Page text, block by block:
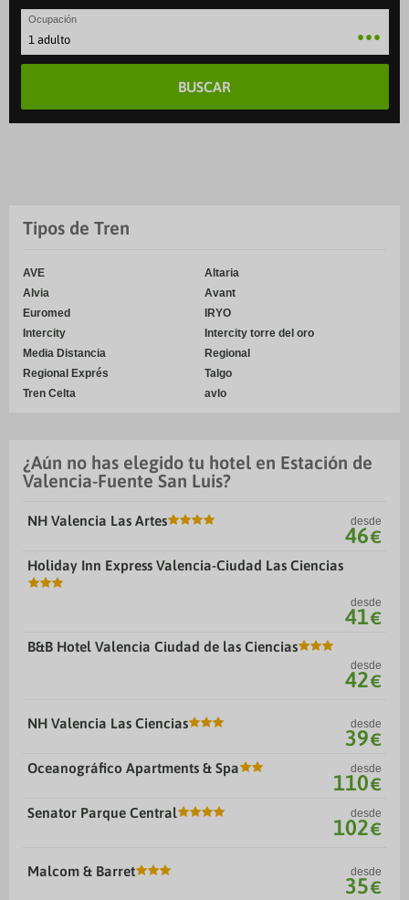
Ocupación
1 adulto
BUSCAR
Tipos de Tren
AVE
Altaria
Alvia
Avant
Euromed
IRYO
Intercity
Intercity torre del oro
Media Distancia
Regional
Regional Exprés
Talgo
Tren Celta
avlo
¿Aún no has elegido tu hotel en Estación de
Valencia-Fuente San Luis?
NH Valencia Las Artes desde
46€
Holiday Inn Express Valencia-Ciudad Las Ciencias
desde
41€
B&B Hotel Valencia Ciudad de las Ciencias
desde
42€
NH Valencia Las Ciencias desde
39€
Oceanográfico Apartments & Spa desde
110€
Senator Parque Central desde
102€
Malcom & Barret desde
35€